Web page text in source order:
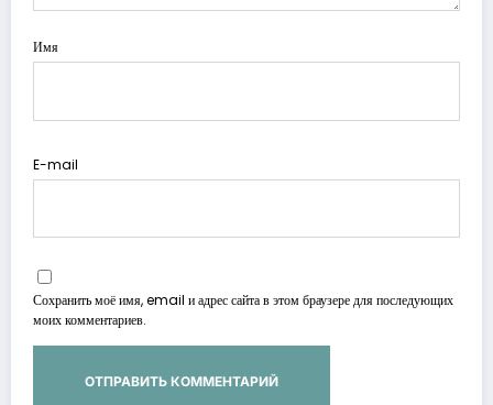
Имя
E-mail
Сохранить моё имя, email и адрес сайта в этом браузере для последующих
моих комментариев.